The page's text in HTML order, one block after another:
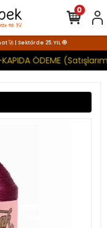
| Sektörde 25. YIL 🧿
ÖDEME
0